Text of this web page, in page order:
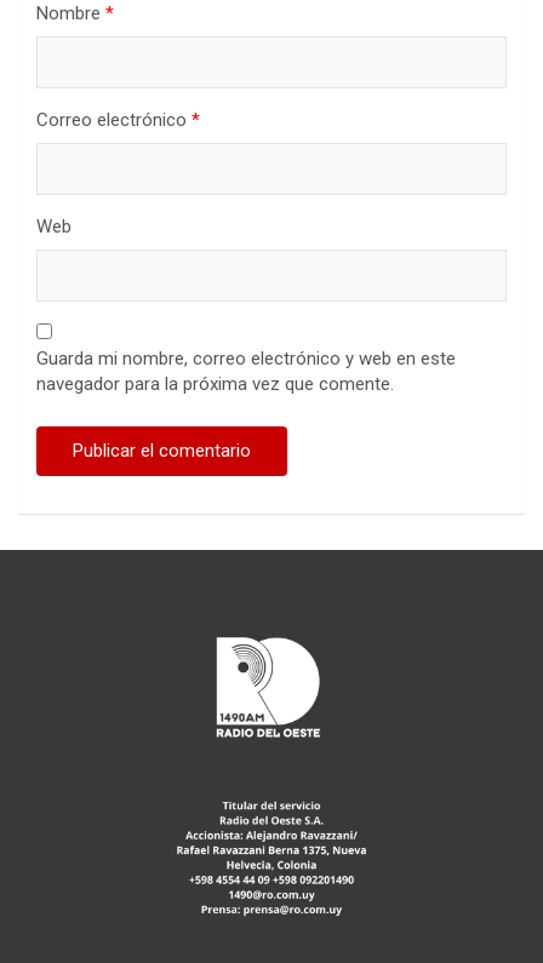
Nombre *
Correo electrónico *
Web
Guarda mi nombre, correo electrónico y web en este
navegador para la próxima vez que comente.